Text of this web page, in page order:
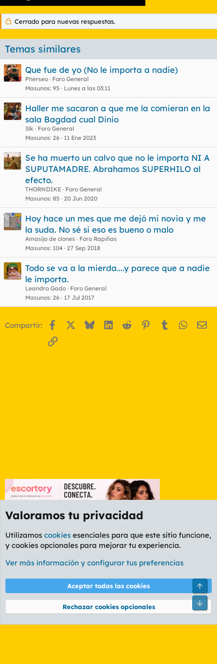
Cerrado para nuevas respuestas.
Temas similares
Que fue de yo (No le importa a nadie)
Pherseo
Foro General
Masunos 95 Lunes a las 03:11
Haller me sacaron a que me la comieran en la
sala Bagdad cual Dinio
Slk
Foro General
Masunos 26 11 Ene 2023
Se ha muerto un calvo que no le importa NI A
SUPUTAMADRE. Abrahamos SUPERHILO al
efecto.
THORNDIKE
Foro General
Masunos 85 20 Jun 2020
Hoy hace un mes que me dejó mi novia y me
la suda. No sé si eso es bueno o malo
Amasijo de clones
Foro Rapiñas
Masunos 104 27 Sep 2018
Todo se va a la mierda....y parece que a nadie
le importa.
Leandro Gado
Foro General
Masunos 26 17 Jul 2017
Compartir: Facebook BlueskyLinkedIn
Reddit Pinterest
Tumblr
Enlace
Foro General
Cookies
PL OLDSTYLE AMARILLO
Términos y reglas Política de privacidad Ayuda
Community platform by XenForo® © 2010-2026 XenForo Ltd.
Valoramos tu privacidad
Utilizamos cookies esenciales para que este sitio funcione,
y cookies opcionales para mejorar tu experiencia.
Ver más información y configurar tus preferencias
Aceptar todas las cookies
Rechazar cookies opcionales
Pie